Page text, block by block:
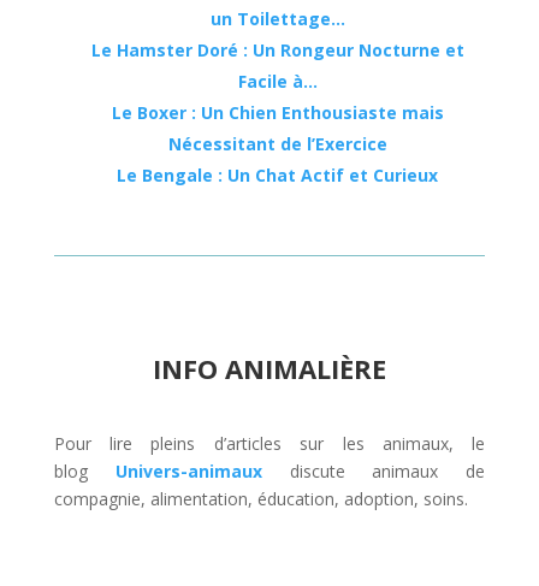
un Toilettage…
Le Hamster Doré : Un Rongeur Nocturne et
Facile à…
Le Boxer : Un Chien Enthousiaste mais
Nécessitant de l’Exercice
Le Bengale : Un Chat Actif et Curieux
INFO ANIMALIÈRE
Pour lire pleins d’articles sur les animaux, le
blog Univers-animauxdiscute animaux de
compagnie, alimentation, éducation, adoption, soins.